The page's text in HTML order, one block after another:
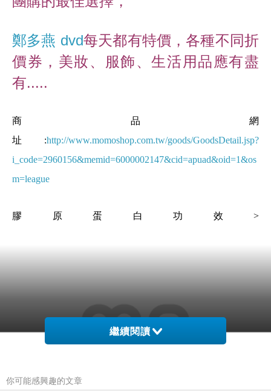
鄭多燕 dvd每天都有特價，各種不同折
價券，美妝、服飾、生活用品應有盡
有.....
商品網
址 :http://www.momoshop.com.tw/goods/GoodsDetail.jsp?
i_code=2960156&memid=6000002147&cid=apuad&oid=1&os
m=league
膠原蛋白功效>
繼續閱讀
你可能感興趣的文章